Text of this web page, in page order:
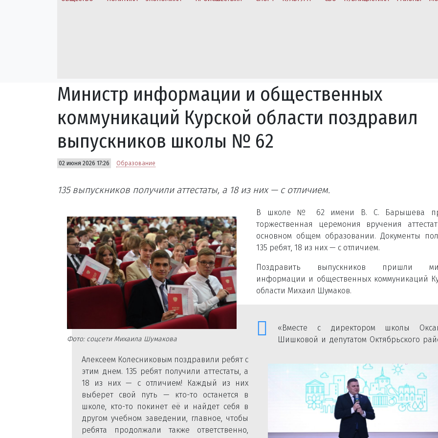
Министр информации и общественных
коммуникаций Курской области поздравил
выпускников школы № 62
02 июня 2026 17:26 Образование
135 выпускников получили аттестаты, а 18 из них — с отличием.
Фото: соцсети Михаила Шумакова
В школе № 62 имени В. С. Барышева
торжественная церемония вручения
основном общем образовании. Документы
135 ребят, 18 из них — с отличием.
Поздравить выпускников пришли
информации и общественных коммуникаций
области Михаил Шумаков.
«Вместе с директором школы
Шишковой и депутатом Октябрьского
Алексеем Колесниковым поздравили ребят с
этим днем. 135 ребят получили аттестаты, а
18 из них — с отличием! Каждый из них
выберет свой путь — кто-то останется в
школе, кто-то покинет её и найдет себя в
другом учебном заведении, главное, чтобы
ребята продолжали также ответственно,